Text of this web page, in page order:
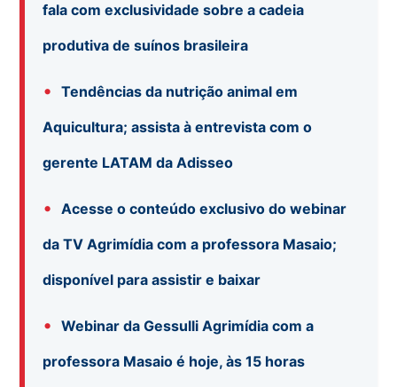
fala com exclusividade sobre a cadeia
produtiva de suínos brasileira
•
Tendências da nutrição animal em
Aquicultura; assista à entrevista com o
gerente LATAM da Adisseo
•
Acesse o conteúdo exclusivo do webinar
da TV Agrimídia com a professora Masaio;
disponível para assistir e baixar
•
Webinar da Gessulli Agrimídia com a
professora Masaio é hoje, às 15 horas